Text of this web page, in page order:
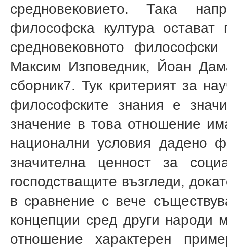
средновековието. Така
философска култура остават
средновековното
Максим Изповедник, Йоан
сборник7. Тук критерият за
философските знания е
значение в това отношение
национални условия дадено
значителна ценност за
господстващите възгледи,
в сравнение с вече
концепции сред други
отношение характерен